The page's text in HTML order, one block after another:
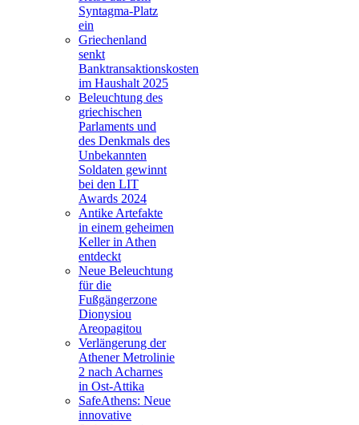
Syntagma-Platz
ein
Griechenland
senkt
Banktransaktionskosten
im Haushalt 2025
Beleuchtung des
griechischen
Parlaments und
des Denkmals des
Unbekannten
Soldaten gewinnt
bei den LIT
Awards 2024
Antike Artefakte
in einem geheimen
Keller in Athen
entdeckt
Neue Beleuchtung
für die
Fußgängerzone
Dionysiou
Areopagitou
Verlängerung der
Athener Metrolinie
2 nach Acharnes
in Ost-Attika
SafeAthens: Neue
innovative